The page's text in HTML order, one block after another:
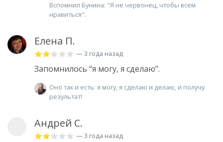
Вспомнил Бунина: "Я не червонец, чтобы всем
нравиться".
Елена П.
— 3 года назад
Запомнилось “я могу, я сделаю”.
Оно так и есть: я могу, я сделаю и делаю, и получу
результат!
Андрей С.
— 3 года назад